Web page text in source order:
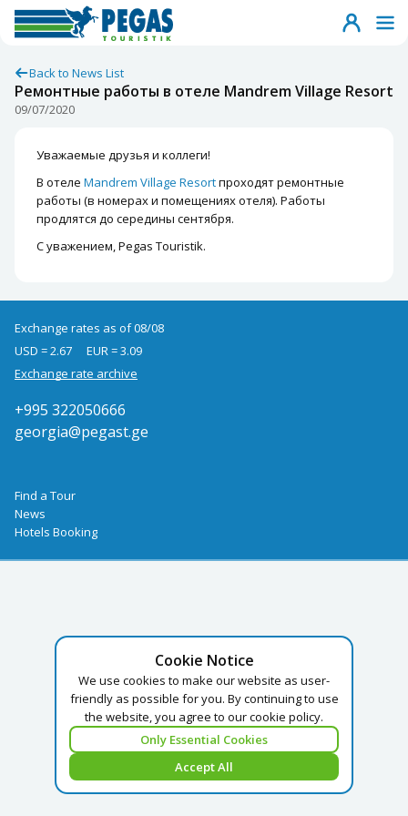
Back to News List
Ремонтные работы в отеле Mandrem Village Resort
09/07/2020
Уважаемые друзья и коллеги!
В отеле Mandrem Village Resortпроходят ремонтные
работы (в номерах и помещениях отеля). Работы
продлятся до середины сентября.
С уважением, Pegas Touristik.
Cookie Notice
We use cookies to make our website as user-
friendly as possible for you. By continuing to use
the website, you agree to our cookie policy.
Only Essential Cookies
Accept All
Exchange rates as of 08/08
USD = 2.67
EUR = 3.09
Exchange rate archive
+995 322050666
georgia@pegast.ge
Find a Tour
News
Hotels Booking